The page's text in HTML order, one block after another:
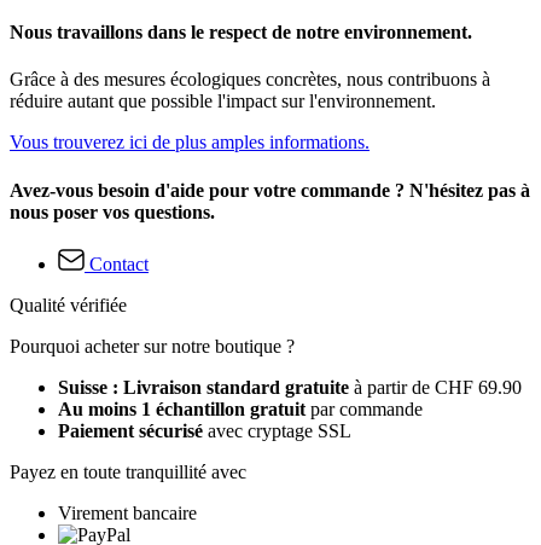
Nous travaillons dans le respect de notre environnement.
Grâce à des mesures écologiques concrètes, nous contribuons à
réduire autant que possible l'impact sur l'environnement.
Vous trouverez ici de plus amples informations.
Avez-vous besoin d'aide pour votre commande ? N'hésitez pas à
nous poser vos questions.
Contact
Qualité vérifiée
Pourquoi acheter sur notre boutique ?
Suisse : Livraison standard gratuite à partir de CHF 69.90
Au moins 1 échantillon gratuit par commande
Paiement sécurisé avec cryptage SSL
Payez en toute tranquillité avec
Virement bancaire